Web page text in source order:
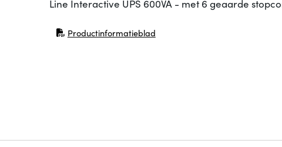
Line Interactive UPS 600VA - met 6 geaarde
Productinformatieblad
(opent in nieuw venster)